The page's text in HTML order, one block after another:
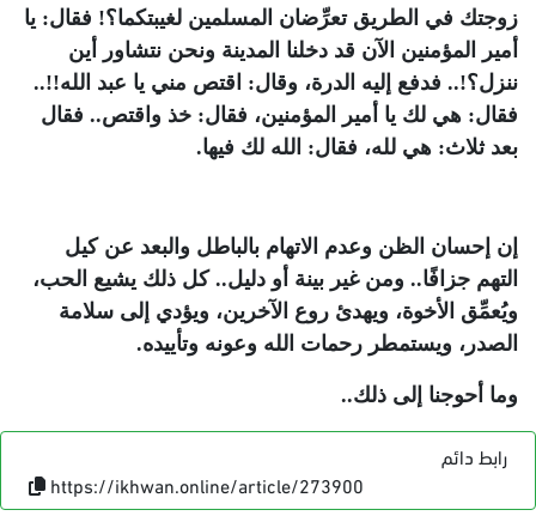
زوجتك في الطريق تعرِّضان المسلمين لغيبتكما؟! فقال: يا
أمير المؤمنين الآن قد دخلنا المدينة ونحن نتشاور أين
ننزل؟!.. فدفع إليه الدرة، وقال: اقتص مني يا عبد الله!!..
فقال: هي لك يا أمير المؤمنين، فقال: خذ واقتص.. فقال
بعد ثلاث: هي لله، فقال: الله لك فيها.
إن إحسان الظن وعدم الاتهام بالباطل والبعد عن كيل
التهم جزافًا.. ومن غير بينة أو دليل.. كل ذلك يشيع الحب،
ويُعمِّق الأخوة، ويهدئ روع الآخرين، ويؤدي إلى سلامة
الصدر، ويستمطر رحمات الله وعونه وتأييده.
وما أحوجنا إلى ذلك..
رابط دائم
https://ikhwan.online/article/273900